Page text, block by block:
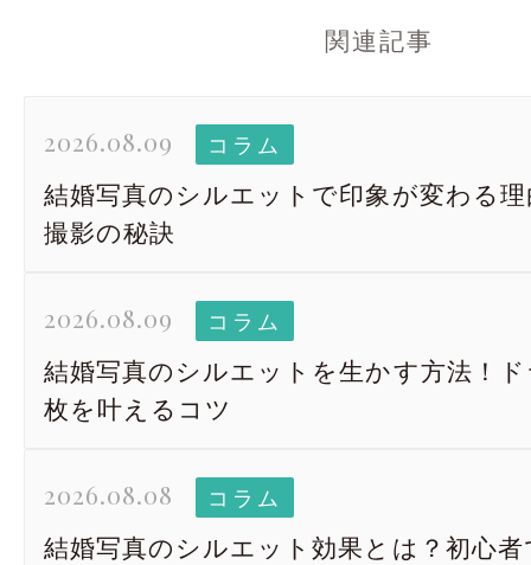
関連記事
2026.08.09 コラム
結婚写真のシルエットで印象が変わる
撮影の秘訣
2026.08.09 コラム
結婚写真のシルエットを生かす方法！
枚を叶えるコツ
2026.08.08 コラム
結婚写真のシルエット効果とは？初心